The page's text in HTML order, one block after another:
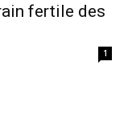
fertile des
1